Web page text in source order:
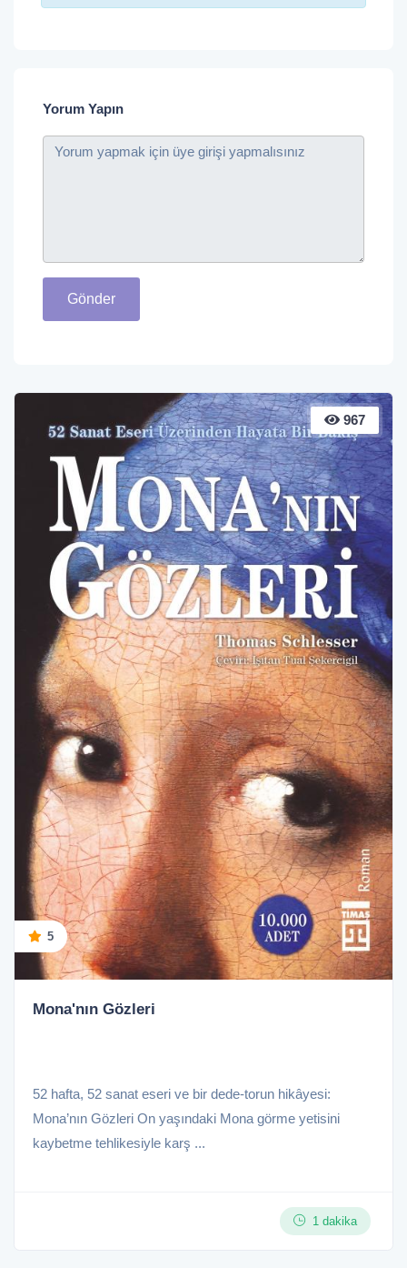
Yorum Yapın
Gönder
967
5
Mona'nın Gözleri
52 hafta, 52 sanat eseri ve bir dede-torun hikâyesi:
Mona’nın Gözleri On yaşındaki Mona görme yetisini
kaybetme tehlikesiyle karş ...
1 dakika